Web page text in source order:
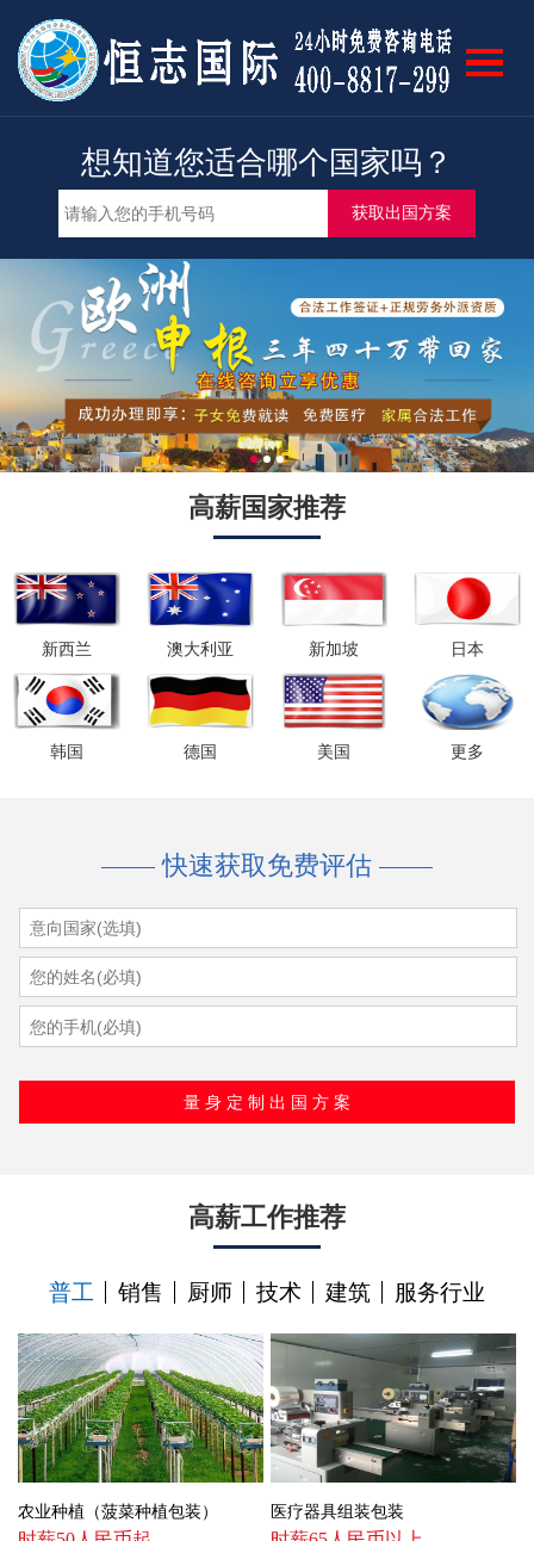
网站首页
我要出国
限时特惠
成功案例
招募合伙人
各国风光
关于我们
我要报名
想知道您适合哪个国家吗？
高薪国家推荐
新西兰 澳大利亚 新加坡 日本
韩国 德国 美国 更多
快速获取免费评估
高薪工作推荐
普工 销售 厨师 技术 建筑 服务行业
农业种植（菠菜种植包装） 医疗器具组装包装